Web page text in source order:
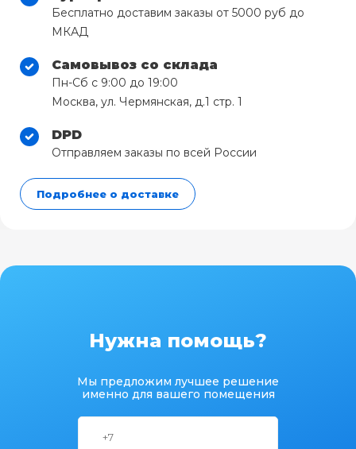
Бесплатно доставим заказы от 5000 руб до
МКАД
Самовывоз со склада
Пн-Сб с 9:00 до 19:00
Москва, ул. Чермянская, д.1 стр. 1
DPD
Отправляем заказы по всей России
Подробнее о доставке
Нужна помощь?
Мы предложим лучшее решение
именно для вашего помещения